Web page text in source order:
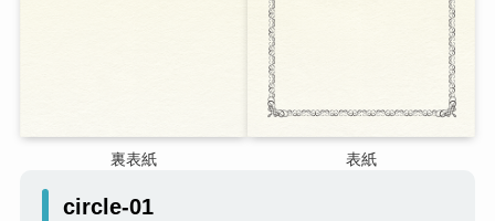
裏表紙 表紙
circle-01